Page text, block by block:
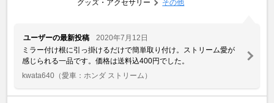
グッズ・アクセサリー その他
ユーザーの最新投稿
2020年7月12日
ミラー付け根に引っ掛けるだけで簡単取り付け。ストリーム愛が
感じられる一品です。価格は送料込400円でした。
kwata640 （愛車：ホンダ ストリーム）